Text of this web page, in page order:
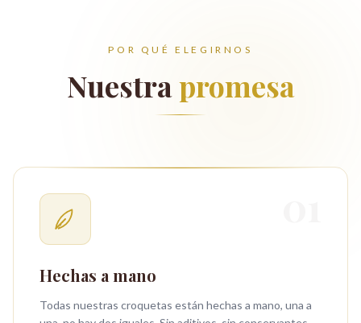
POR QUÉ ELEGIRNOS
Nuestrapromesa
Hechas a mano
Todas nuestras croquetas están hechas a mano, una a